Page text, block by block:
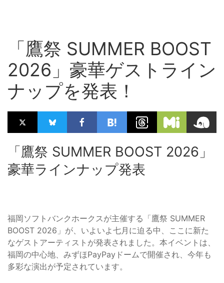
「鷹祭 SUMMER BOOST
2026」豪華ゲストライン
ナップを発表！
「鷹祭 SUMMER BOOST 2026」
豪華ラインナップ発表
福岡ソフトバンクホークスが主催する「鷹祭 SUMMER
BOOST 2026」が、いよいよ七月に迫る中、ここに新た
なゲストアーティストが発表されました。本イベントは、
福岡の中心地、みずほPayPayドームで開催され、今年も
多彩な演出が予定されています。